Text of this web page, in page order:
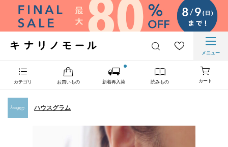
メニュー
カテゴリ お買いもの 新着再入荷 読みもの カート
ハウスグラム